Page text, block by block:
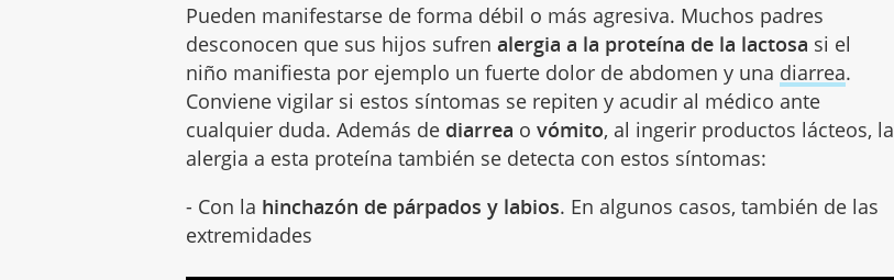
Pueden manifestarse de forma débil o más agresiva. Muchos padres
desconocen que sus hijos sufrenalergia a la proteína de la lactosa si el
niño manifiesta por ejemplo un fuerte dolor de abdomen y una diarrea.
Conviene vigilar si estos síntomas se repiten y acudir al médico ante
cualquier duda. Además de diarrea ovómito, al ingerir productos lácteos, la
alergia a esta proteína también se detecta con estos síntomas:
- Con la hinchazón de párpados y labios. En algunos casos, también de las
extremidades